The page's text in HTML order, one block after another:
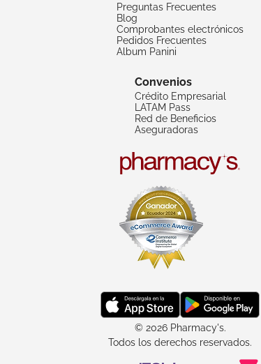
Preguntas Frecuentes
Blog
Comprobantes electrónicos
Pedidos Frecuentes
Album Panini
Convenios
Crédito Empresarial
LATAM Pass
Red de Beneficios
Aseguradoras
© 2026 Pharmacy's.
Todos los derechos reservados.